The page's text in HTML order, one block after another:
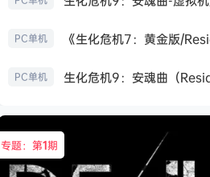
PC单机
PC单机
专题：第1期